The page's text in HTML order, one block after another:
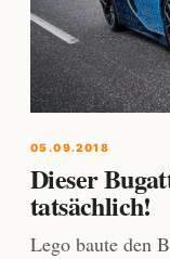
05.09.2018
Dieser
tatsächlich!
Lego baute den